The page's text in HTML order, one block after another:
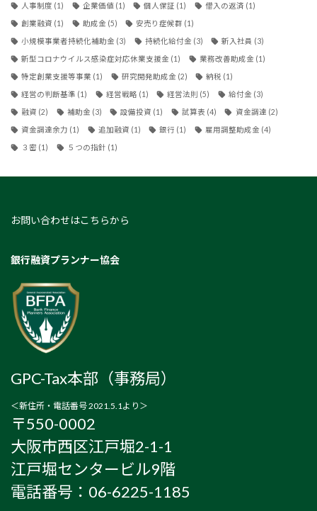
人事制度 (1) 企業価値(1) 個人保証 (1) 借入の返済 (1)
創業融資 (1) 助成金 (5) 安売り症候群 (1)
小規模事業者持続化補助金 (3) 持続化給付金 (3) 新入社員 (3)
新型コロナウイルス感染症対応休業支援金 (1) 業務改善助成金 (1)
特定創業支援等事業 (1) 研究開発助成金 (2) 納税 (1)
経営の判断基準 (1) 経営戦略 (1) 経営法則 (5) 給付金 (3)
融資 (2) 補助金 (3) 設備投資 (1) 試算表 (4) 資金調達 (2)
資金調達余力 (1) 追加融資 (1) 銀行 (1) 雇用調整助成金 (4)
３密 (1) ５つの指針 (1)
お問い合わせはこちらから
銀行融資プランナー協会
GPC-Tax本部（事務局）
＜新住所・電話番号 2021.5.1より＞
〒550-0002
大阪市西区江戸堀2-1-1
江戸堀センタービル9階
電話番号：06-6225-1185